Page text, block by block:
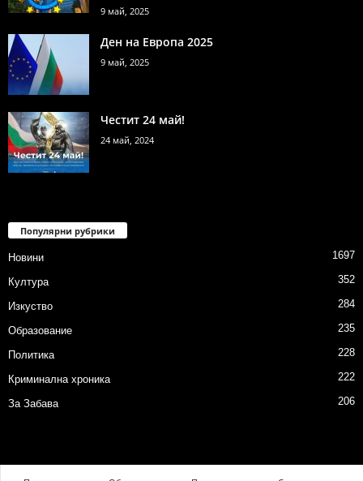
9 май, 2025
Ден на Европа 2025
9 май, 2025
Честит 24 май!
24 май, 2024
Популярни рубрики
Новини 1697
Култура 352
Изкуство 284
Образование 235
Политика 228
Криминална хроника 222
За Забава 206